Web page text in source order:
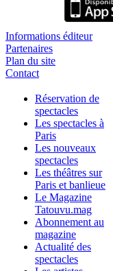
Informations éditeur
Partenaires
Plan du site
Contact
Réservation de
spectacles
Les spectacles à
Paris
Les nouveaux
spectacles
Les théâtres sur
Paris et banlieue
Le Magazine
Tatouvu.mag
Abonnement au
magazine
Actualité des
spectacles